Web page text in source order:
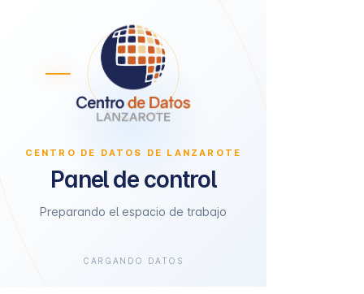
CENTRO DE DATOS DE LANZAROTE
Panel de control
Preparando el espacio de trabajo
CARGANDO DATOS